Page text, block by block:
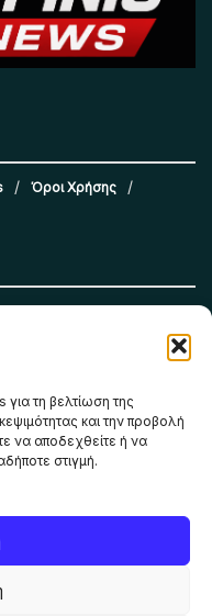
τη βελτίωση της
και την προβολή
να αποδεχθείτε ή να
στιγμή.
Όροι Χρήσης
για τη σωστή
επισκεψιμότητας
Πατώντας